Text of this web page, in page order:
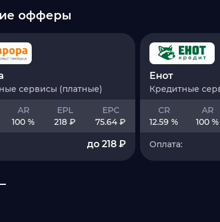
офферы
сервисы (платные)
AR
100 %
EPL
218 ₽
EPC
75.64 ₽
до 218 ₽
Енот
Кредитные
CR
12.59 %
AR
100 %
Оплата: